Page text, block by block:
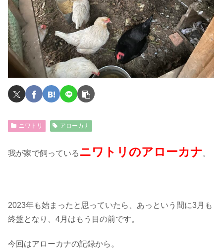
ニワトリ アローカナ
我が家で飼っている ニワトリのアローカナ 。
2023年も始まったと思っていたら、あっという間に3月も
終盤となり、4月はもう目の前です。
今回はアローカナの記録から。